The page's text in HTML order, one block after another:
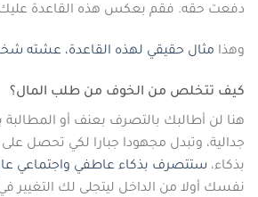
دفعت حقه. فقم بعكس هذه القاعدة
وهذا مثال حقيقي لهذه القاعدة، عشته
كيف تتخلص من الخوف من طلب المال؟
هنا لن أطالبك بالتصرف بعنف أو
جدالية، وتبدل مجهودا جبارا لكي تحصل
بذكاء، ستتصرف بذكاء عاطفي واجتماعي
نفسك أولا من الداخل ليتجلى لك التغيير